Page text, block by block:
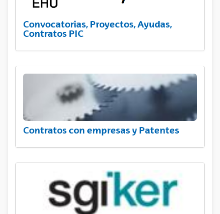
Convocatorias, Proyectos, Ayudas,
Contratos PIC
Contratos con empresas y Patentes